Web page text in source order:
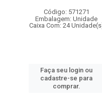
Código: 571271
Embalagem: Unidade
Caixa Com: 24
Faça seu login ou
cadastre-se para
comprar.